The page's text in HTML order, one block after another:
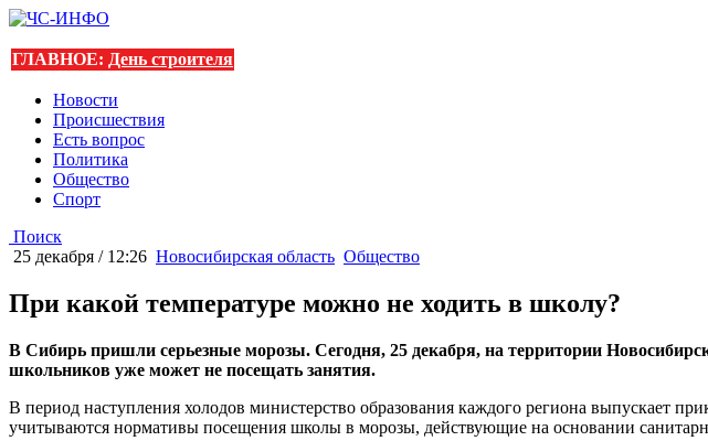
ГЛАВНОЕ: День строителя
Новости
Происшествия
Есть вопрос
Политика
Общество
Спорт
Поиск
25 декабря / 12:26 Новосибирская область Общество
При какой температуре можно не ходить в школу?
В Сибирь пришли серьезные морозы. Сегодня, 25 декабря, на территории
школьников уже может не посещать занятия.
В период наступления холодов министерство образования каждого региона выпускает
учитываются нормативы посещения школы в морозы, действующие на основании